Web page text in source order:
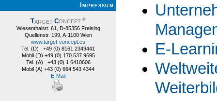
E-
Impressum
TARGET CONCEPT ®
Wiesenthalstr. 61, D-85356 Freising
Quellenstr. 199, A-1100 Wien
www.target-concept.eu
Tel. (D) +49 (0) 8161 2349441
Mobil (D) +49 (0) 170 537 9695
Tel. (A) +43 (0) 1 6410606
Mobil (A) +43 (0) 664 543 4344
E-Mail